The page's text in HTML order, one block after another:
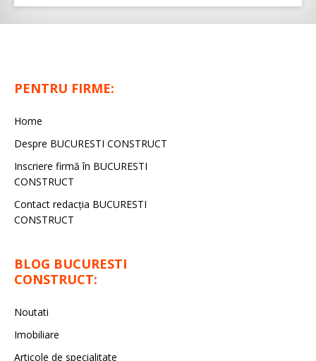
PENTRU FIRME:
Home
Despre BUCURESTI CONSTRUCT
Inscriere firmă în BUCURESTI
CONSTRUCT
Contact redacţia BUCURESTI
CONSTRUCT
BLOG BUCURESTI
CONSTRUCT:
Noutati
Imobiliare
Articole de specialitate